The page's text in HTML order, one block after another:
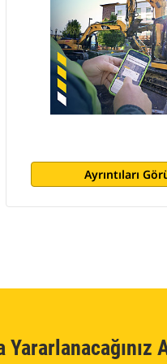
Ayrıntıları
Yararlanacağınız